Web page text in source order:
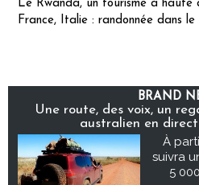
Le Rwanda, un tourisme à haute
France, Italie : randonnée dans
BRAND
Une route, des voix, un
australien en
À
suivra
5